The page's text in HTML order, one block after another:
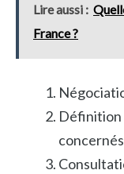
Lire aussi :
France ?
Définition
concernés